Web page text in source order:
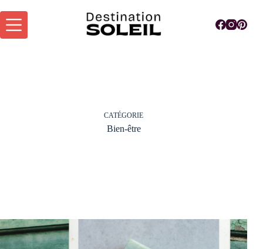
au
contenu
CATÉGORIE
Bien-être